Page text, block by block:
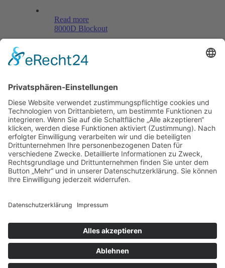
Read more
8000D Blockout
Menü
Home
Kontakt
AGB
Datenschutzerklärung
Impressum
Anschrift
BSI Vertriebs GmbH
Telefax: 004961521873727
E-Mail: info@bsivertrieb.de